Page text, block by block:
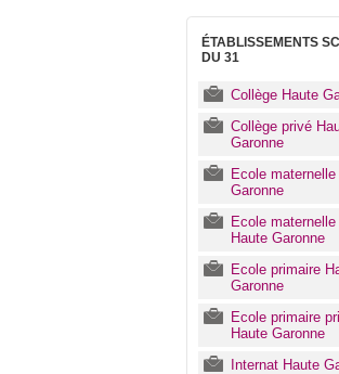
ÉTABLISSEMENTS
DU 31
Collège Haute
Collège privé
Garonne
Ecole
Garonne
Ecole
Haute Garonne
Ecole primaire
Garonne
Ecole primaire
Haute Garonne
Internat Haute